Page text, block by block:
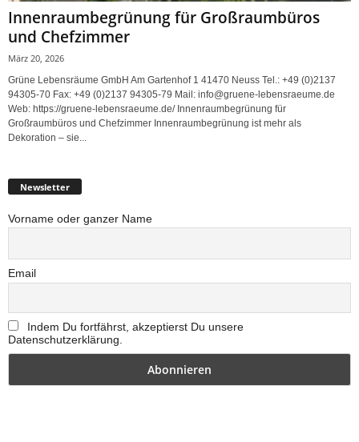
Innenraumbegrünung für Großraumbüros
und Chefzimmer
März 20, 2026
Grüne Lebensräume GmbH Am Gartenhof 1 41470 Neuss Tel.: +49 (0)2137
94305-70 Fax: +49 (0)2137 94305-79 Mail: info@gruene-lebensraeume.de
Web: https://gruene-lebensraeume.de/ Innenraumbegrünung für
Großraumbüros und Chefzimmer Innenraumbegrünung ist mehr als
Dekoration – sie...
Newsletter
Vorname oder ganzer Name
Email
Indem Du fortfährst, akzeptierst Du unsere
Datenschutzerklärung.